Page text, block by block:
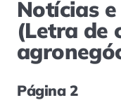
Notícias
(Letra de
Página 2